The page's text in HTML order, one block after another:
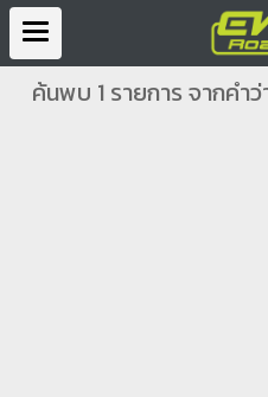
ค้นพบ 1 รายการ จากคำ